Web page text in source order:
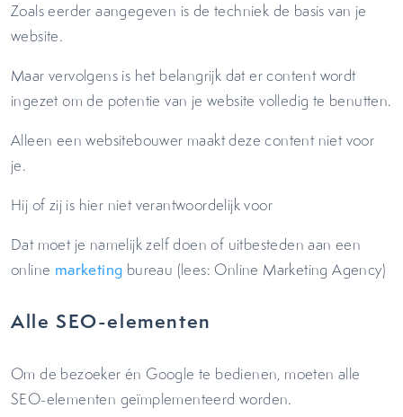
Zoals eerder aangegeven is de techniek de basis van je
website.
Maar vervolgens is het belangrijk dat er content wordt
ingezet om de potentie van je website volledig te benutten.
Alleen een websitebouwer maakt deze content niet voor
je.
Hij of zij is hier niet verantwoordelijk voor
Dat moet je namelijk zelf doen of uitbesteden aan een
online marketing bureau (lees: Online Marketing Agency)
Alle SEO-elementen
Om de bezoeker én Google te bedienen, moeten alle
SEO-elementen geïmplementeerd worden.